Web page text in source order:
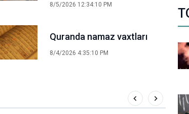
8/5/2026 12:34:10 PM
Quranda namaz vaxtları
8/4/2026 4:35:10 PM